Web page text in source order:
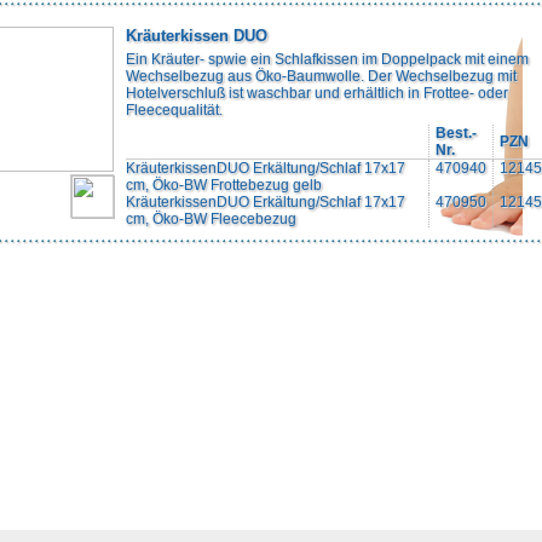
Kräuterkissen DUO
Ein Kräuter- spwie ein Schlafkissen im Doppelpack mit einem
Wechselbezug aus Öko-Baumwolle. Der Wechselbezug mit
Hotelverschluß ist waschbar und erhältlich in Frottee- oder
Fleecequalität.
Best.-
Nr.
PZN
KräuterkissenDUO Erkältung/Schlaf 17x17
cm, Öko-BW Frottebezug gelb
470940
KräuterkissenDUO Erkältung/Schlaf 17x17
cm, Öko-BW Fleecebezug
470950